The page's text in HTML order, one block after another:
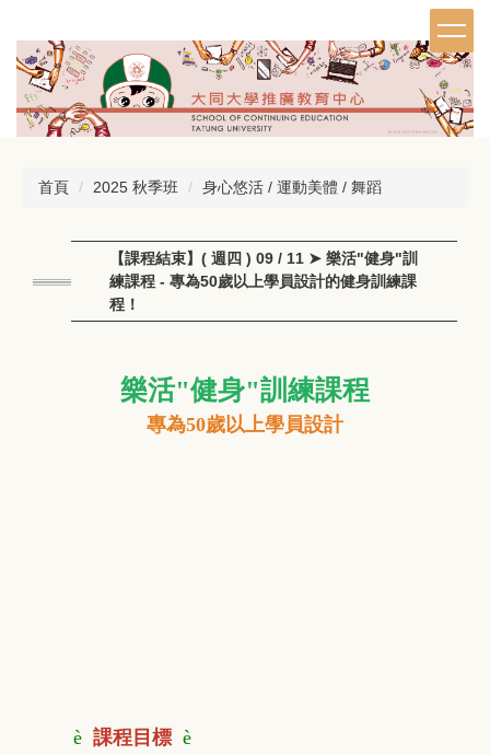
到
主
內
首頁
2025 秋季班 身心悠活 / 運動美體 / 舞蹈
【課程結束】( 週四 ) 09 / 11 ➤ 樂活"健身"訓
練課程 - 專為50歲以上學員設計的健身訓練課
程！
樂活"健身"訓練課程
專為50歲以上學員設計
è 課程目標 è